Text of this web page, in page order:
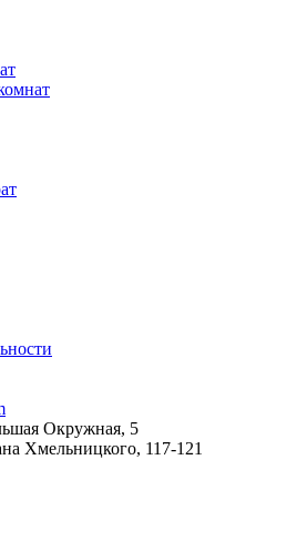
Окружная, 5
Хмельницкого, 117-121